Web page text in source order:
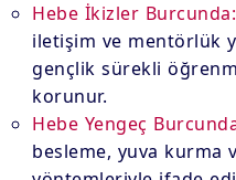
Hebe İkizler Burcunda:
iletişim ve mentörlük
gençlik sürekli
korunur.
Hebe Yengeç
besleme, yuva kurma